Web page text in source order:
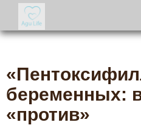
беременных:
«против»